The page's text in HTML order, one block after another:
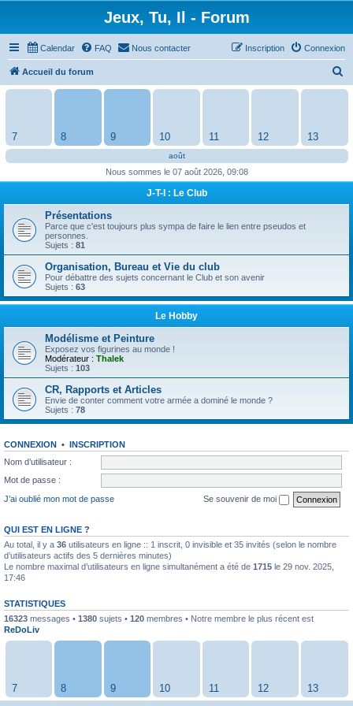
Jeux, Tu, Il - Forum
Calendar FAQ Nous contacter Connexion
Inscription
Accueil du forum
e
e
r
c
h
7 8 9 10 11 12 13
août
Nous sommes le 07 août 2026, 09:08
J-T-I : Le Club
Présentations
Parce que c'est toujours plus sympa de faire le lien entre pseudos et
personnes.
Sujets : 81
Organisation, Bureau et Vie du club
Pour débattre des sujets concernant le Club et son avenir
Sujets : 63
Le Hobby
Modélisme et Peinture
Exposez vos figurines au monde !
Modérateur : Thalek
Sujets : 103
CR, Rapports et Articles
Envie de conter comment votre armée a dominé le monde ?
Sujets : 78
CONNEXION • INSCRIPTION
Nom d’utilisateur :
Mot de passe :
J’ai oublié mon mot de passe
Se souvenir de moi
QUI EST EN LIGNE ?
Au total, il y a 36 utilisateurs en ligne :: 1 inscrit, 0 invisible et 35 invités (selon le nombre
d’utilisateurs actifs des 5 dernières minutes)
Le nombre maximal d’utilisateurs en ligne simultanément a été de 1715 le 29 nov. 2025,
17:46
STATISTIQUES
16323 messages • 1380 sujets • 120 membres • Notre membre le plus récent est
ReDoLiv
7 8 9 10 11 12 13